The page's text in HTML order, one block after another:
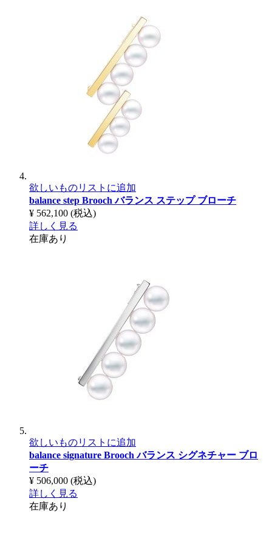
欲しいものリストに追加
balance step Broochバランス ステップ ブローチ
¥ 562,100 (税込)
詳しく見る
在庫あり
欲しいものリストに追加
balance signature Broochバランス シグネチャー ブロ
ーチ
¥ 506,000 (税込)
詳しく見る
在庫あり